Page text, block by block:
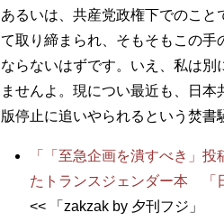
あるいは、共産党政権下でのこ
て取り締まられ、そもそもこの手
ならないはずです。いえ、私は別
ませんよ。現につい最近も、日
版停止に追いやられるという焚書
「「至急企画を潰すべき」
たトランスジェンダー本 「
<< 「zakzak by 夕刊フジ」